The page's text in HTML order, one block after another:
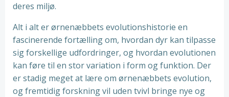
deres miljø.
Alt i alt er ørnenæbbets evolutionshistorie en
fascinerende fortælling om, hvordan dyr kan tilpasse
sig forskellige udfordringer, og hvordan evolutionen
kan føre til en stor variation i form og funktion. Der
er stadig meget at lære om ørnenæbbets evolution,
og fremtidig forskning vil uden tvivl bringe nye og